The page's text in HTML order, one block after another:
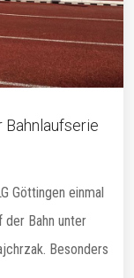
Bahnlaufserie
Göttingen einmal
Bahn unter
Besonders